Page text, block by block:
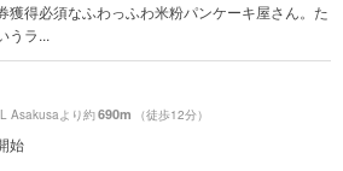
獲得必須なふわっふわ米粉パンケーキ屋さん。た
うラ...
Asakusaより約690m （徒歩12分）
始